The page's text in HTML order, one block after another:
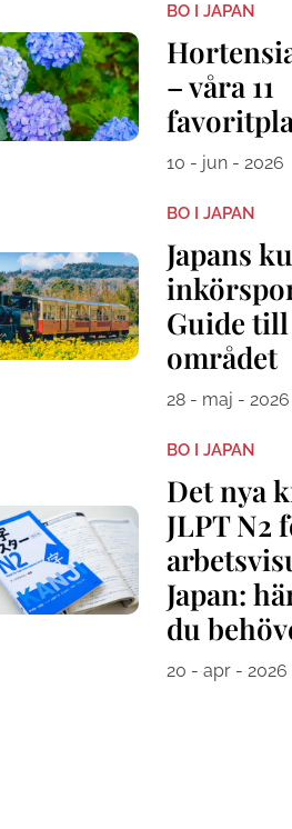
BO I JAPAN
– våra 11
10 - jun - 2026
BO I JAPAN
Japans
Guide
området
28 - maj - 2026
BO I JAPAN
Det nya
JLPT N2
Japan:
du
20 - apr - 2026